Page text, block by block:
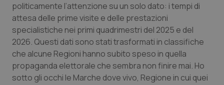
Lazio
Liguria
Lombardia
Diabete & glucometri
Disturbi dell’umore
Dolore
politicamente l’attenzione su un solo dato: i tempi di
attesa delle prime visite e delle prestazioni
specialistiche nei primi quadrimestri del 2025 e del
2026. Questi dati sono stati trasformati in classifiche
che alcune Regioni hanno subito speso in quella
propaganda elettorale che sembra non finire mai. Ho
sotto gli occhi le Marche dove vivo, Regione in cui quei